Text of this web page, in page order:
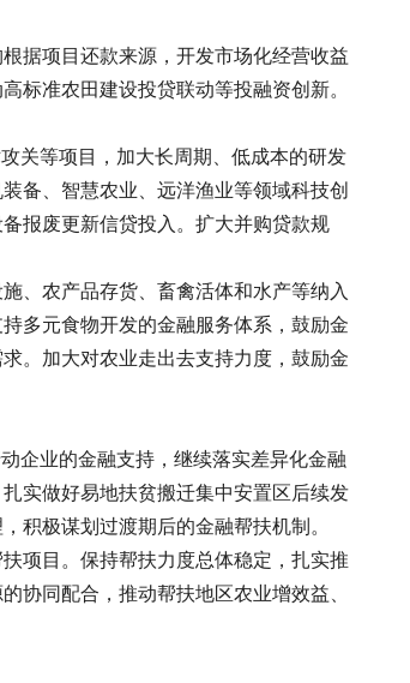
据项目还款来源，开发市场化经营收益
标准农田建设投贷联动等投融资创新。
关等项目，加大长周期、低成本的研发
备、智慧农业、远洋渔业等领域科技创
报废更新信贷投入。扩大并购贷款规
、农产品存货、畜禽活体和水产等纳入
多元食物开发的金融服务体系，鼓励金
。加大对农业走出去支持力度，鼓励金
企业的金融支持，继续落实差异化金融
实做好易地扶贫搬迁集中安置区后续发
积极谋划过渡期后的金融帮扶机制。
项目。保持帮扶力度总体稳定，扎实推
协同配合，推动帮扶地区农业增效益、